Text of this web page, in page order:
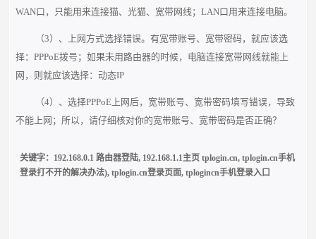
WAN口，只能用来连接猫、光猫、宽带网线；LAN口用来连接电脑。
（3）、上网方式选择错误。有宽带账号、宽带密码，就应该选
择：PPPoE拨号；如果未用路由器的时候，电脑连接宽带网线就能上
网，则就应该选择：动态IP
（4）、选择PPPoE上网后，宽带账号、宽带密码填写错误，导致
不能上网；所以，请仔细核对你的宽带账号、宽带密码是否正确？
关键字： 192.168.0.1 路由器登陆, 192.168.1.1主页 tplogin.cn,tplogin.cn手机
登录打不开的解决办法),tplogin.cn登录页面,tplogincn手机登录入口